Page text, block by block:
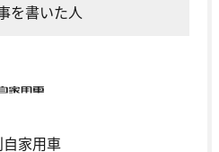
を書いた人
自家用車